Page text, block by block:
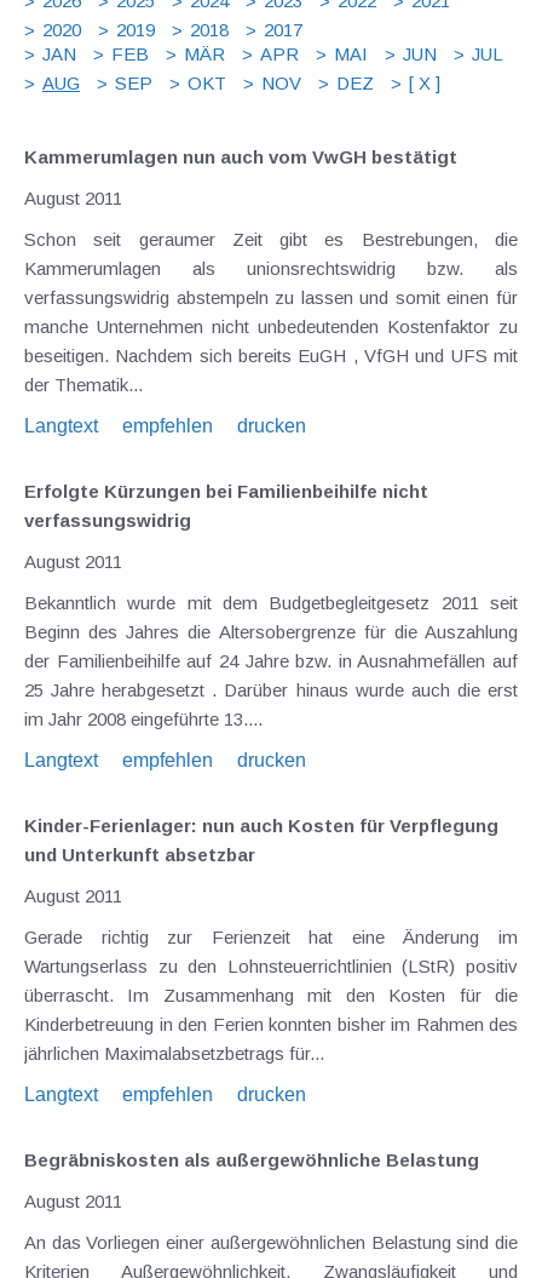
2020
2019 2018
2017
JAN
FEB MÄR APR MAI JUN
JUL
AUG
SEP OKT NOV DEZ [ X ]
Kammerumlagen nun auch vom VwGH bestätigt
August 2011
Schon seit geraumer Zeit gibt es Bestrebungen, die
Kammerumlagen als unionsrechtswidrig bzw. als
verfassungswidrig abstempeln zu lassen und somit einen für
manche Unternehmen nicht unbedeutenden Kostenfaktor zu
beseitigen. Nachdem sich bereits EuGH , VfGH und UFS mit
der Thematik...
Langtext
empfehlen drucken
Erfolgte Kürzungen bei Familienbeihilfe nicht
verfassungswidrig
August 2011
Bekanntlich wurde mit dem Budgetbegleitgesetz 2011 seit
Beginn des Jahres die Altersobergrenze für die Auszahlung
der Familienbeihilfe auf 24 Jahre bzw. in Ausnahmefällen auf
25 Jahre herabgesetzt . Darüber hinaus wurde auch die erst
im Jahr 2008 eingeführte 13....
Langtext
empfehlen drucken
Kinder-Ferienlager: nun auch Kosten für Verpflegung
und Unterkunft absetzbar
August 2011
Gerade richtig zur Ferienzeit hat eine Änderung im
Wartungserlass zu den Lohnsteuerrichtlinien (LStR) positiv
überrascht. Im Zusammenhang mit den Kosten für die
Kinderbetreuung in den Ferien konnten bisher im Rahmen des
jährlichen Maximalabsetzbetrags für...
Langtext
empfehlen drucken
Begräbniskosten als außergewöhnliche Belastung
August 2011
An das Vorliegen einer außergewöhnlichen Belastung sind die
Kriterien Außergewöhnlichkeit, Zwangsläufigkeit und